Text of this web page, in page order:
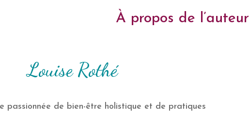
À propos de l’auteur
Louise Rothé
passionnée de bien-être holistique et de pratiques